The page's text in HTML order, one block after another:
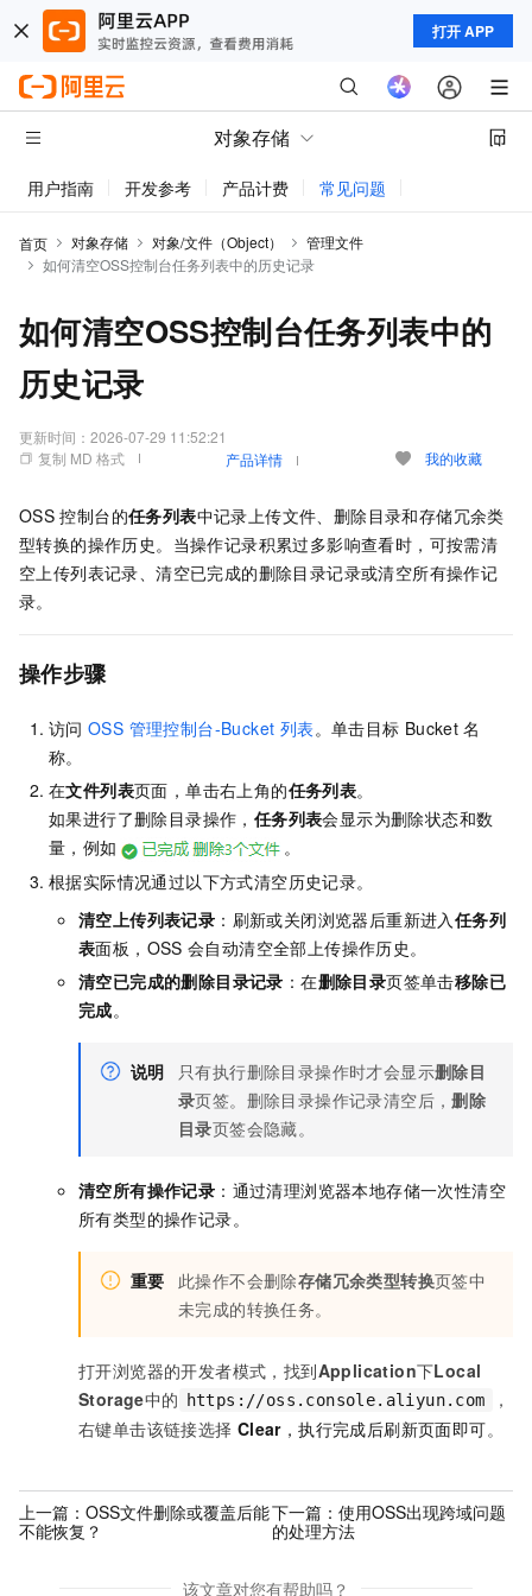
打开 APP
对象存储
用户指南 开发参考 产品计费 常见问题
首页 对象存储 对象/文件（Object）
管理文件
如何清空OSS控制台任务列表中的历史记录
如何清空OSS控制台任务列表中的
历史记录
更新时间： 2026-07-29 11:52:21
复制 MD 格式
产品详情 我的收藏
OSS 控制台的任务列表中记录上传文件、删除目录和存储冗余类
型转换的操作历史。当操作记录积累过多影响查看时，可按需清
空上传列表记录、清空已完成的删除目录记录或清空所有操作记
录。
操作步骤
访问 OSS 管理控制台-Bucket 列表。单击目标 Bucket 名
称。
在文件列表页面，单击右上角的任务列表。
如果进行了删除目录操作， 任务列表会显示为删除状态和数
量，例如
。
根据实际情况通过以下方式清空历史记录。
清空上传列表记录 ：刷新或关闭浏览器后重新进入 任务列
表面板，OSS 会自动清空全部上传操作历史。
清空已完成的删除目录记录 ：在删除目录页签单击移除已
完成。
说明 只有执行删除目录操作时才会显示删除目
录页签。删除目录操作记录清空后，删除
目录页签会隐藏。
清空所有操作记录 ：通过清理浏览器本地存储一次性清空
所有类型的操作记录。
重要 此操作不会删除存储冗余类型转换页签中
未完成的转换任务。
打开浏览器的开发者模式，找到Application下Local
Storage中的 https://oss.console.aliyun.com
，
右键单击该链接选择 Clear，执行完成后刷新页面即可。
上一篇： OSS文件删除或覆盖后能
不能恢复？
下一篇：使用OSS出现跨域问题
的处理方法
该文章对您有帮助吗？